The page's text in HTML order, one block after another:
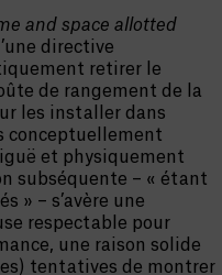
and space allotted
directive
retirer le
de rangement de la
les installer dans
conceptuellement
et physiquement
subséquente – « étant
» – s’avère une
respectable pour
une raison solide
tentatives de montrer